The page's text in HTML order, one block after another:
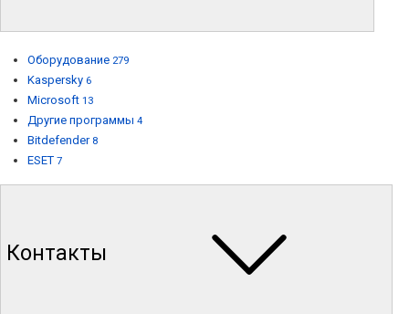
Оборудование 279
Kaspersky 6
Microsoft 13
Другие программы 4
Bitdefender 8
ESET 7
Контакты